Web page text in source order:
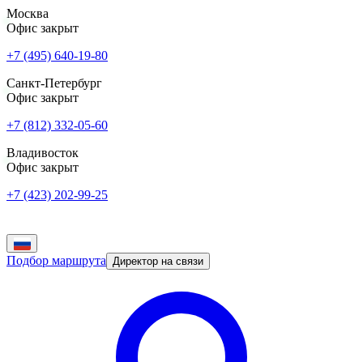
Москва
Офис закрыт
+7 (495) 640-19-80
Санкт-Петербург
Офис закрыт
+7 (812) 332-05-60
Владивосток
Офис закрыт
+7 (423) 202-99-25
Подбор маршрута Директор на связи